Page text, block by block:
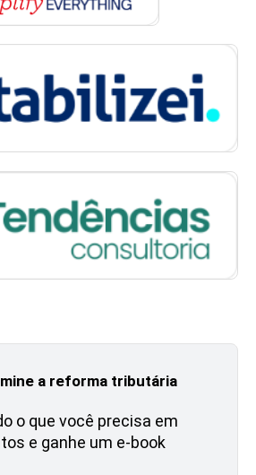
a reforma tributária
o que você precisa em
e ganhe um e-book